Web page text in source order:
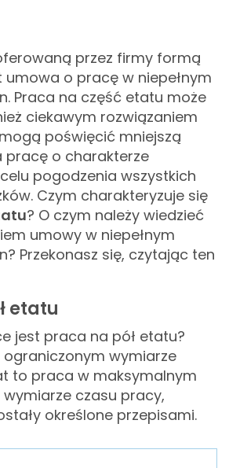
przez firmy formą
umowa o pracę w niepełnym
Praca na część etatu może
ciekawym rozwiązaniem
poświęcić mniejszą
pracę o charakterze
pogodzenia wszystkich
Czym charakteryzuje się
? O czym należy wiedzieć
umowy w niepełnym
Przekonasz się, czytając ten
etatu
jest praca na pół etatu?
wymiarze
to praca w maksymalnym
czasu pracy,
określone przepisami.